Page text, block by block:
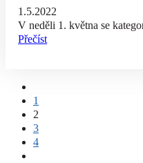
1.5.2022
V neděli 1. května se
Přečíst
1
2
3
4